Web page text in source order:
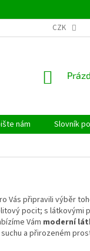
CZK
nám Slovník
Vás připravili výběr
pocit; s látkovými
Vám moderní
a přirozeném